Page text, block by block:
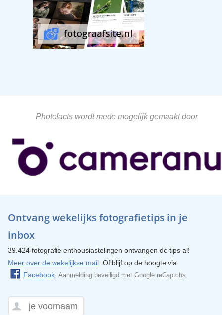
Photofacts wordt mede mogelijk gemaakt door
Ontvang wekelijks fotografietips in je
inbox
39.424 fotografie enthousiastelingen ontvangen de tips al!
Meer over de wekelijkse mail. Of blijf op de hoogte via
Facebook. Aanmelding beveiligd met Google reCaptcha.